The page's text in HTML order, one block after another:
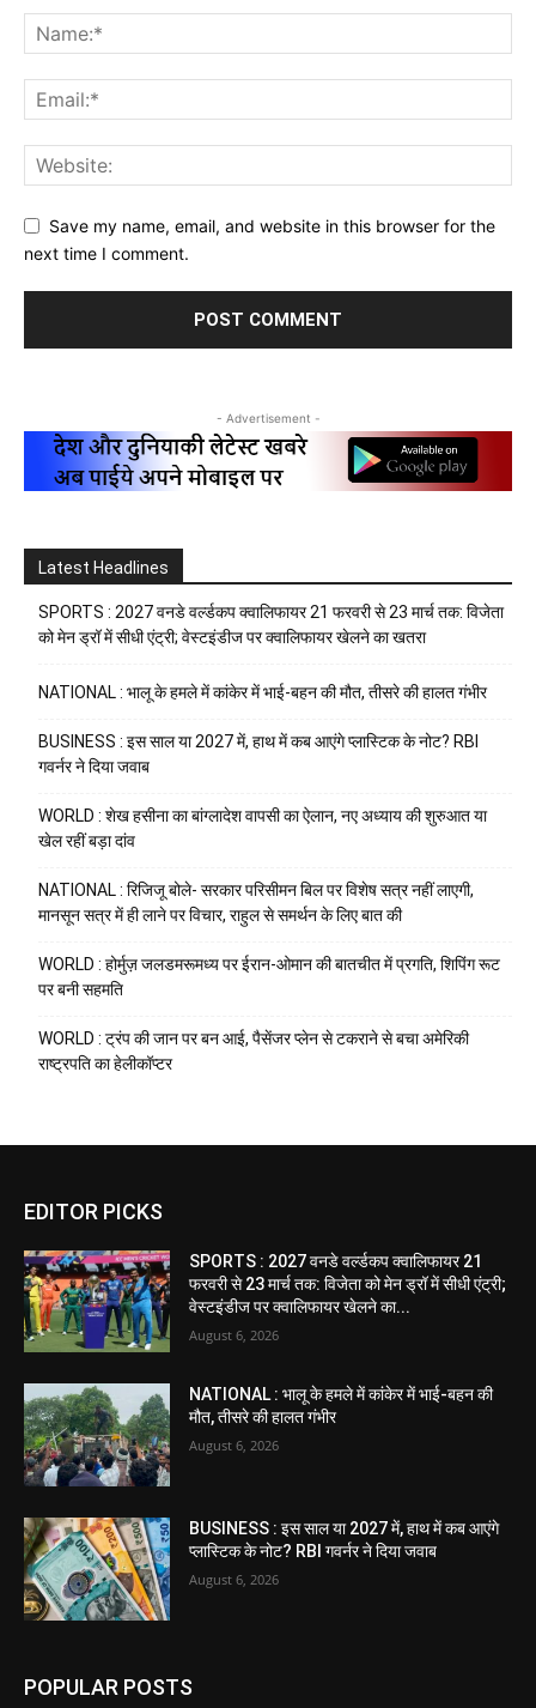
Save my name, email, and website in this browser for the
next time I comment.
- Advertisement -
Latest Headlines
SPORTS : 2027 वनडे वर्ल्डकप क्वालिफायर 21 फरवरी से 23 मार्च तक: विजेता
को मेन ड्रॉ में सीधी एंट्री; वेस्टइंडीज पर क्वालिफायर खेलने का खतरा
NATIONAL : भालू के हमले में कांकेर में भाई-बहन की मौत, तीसरे की हालत गंभीर
BUSINESS : इस साल या 2027 में, हाथ में कब आएंगे प्लास्टिक के नोट? RBI
गवर्नर ने दिया जवाब
WORLD : शेख हसीना का बांग्लादेश वापसी का ऐलान, नए अध्याय की शुरुआत या
खेल रहीं बड़ा दांव
NATIONAL : रिजिजू बोले- सरकार परिसीमन बिल पर विशेष सत्र नहीं लाएगी,
मानसून सत्र में ही लाने पर विचार, राहुल से समर्थन के लिए बात की
WORLD : होर्मुज़ जलडमरूमध्य पर ईरान-ओमान की बातचीत में प्रगति, शिपिंग रूट
पर बनी सहमति
WORLD : ट्रंप की जान पर बन आई, पैसेंजर प्लेन से टकराने से बचा अमेरिकी
राष्ट्रपति का हेलीकॉप्टर
EDITOR PICKS
SPORTS : 2027 वनडे वर्ल्डकप क्वालिफायर 21
फरवरी से 23 मार्च तक: विजेता को मेन ड्रॉ में सीधी एंट्री;
वेस्टइंडीज पर क्वालिफायर खेलने का...
August 6, 2026
NATIONAL : भालू के हमले में कांकेर में भाई-बहन की
मौत, तीसरे की हालत गंभीर
August 6, 2026
BUSINESS : इस साल या 2027 में, हाथ में कब आएंगे
प्लास्टिक के नोट? RBI गवर्नर ने दिया जवाब
August 6, 2026
POPULAR POSTS